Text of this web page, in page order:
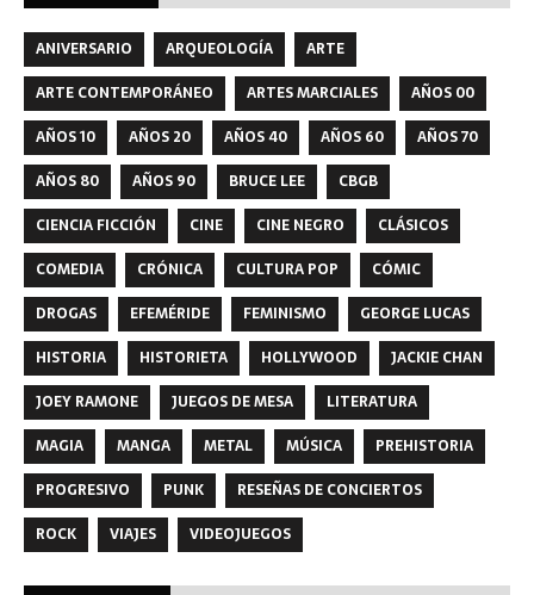
ANIVERSARIO ARQUEOLOGÍA
ARTE
ARTE CONTEMPORÁNEO
ARTES MARCIALES
AÑOS 00
AÑOS 10
AÑOS 20 AÑOS 40 AÑOS 60
AÑOS 70
AÑOS 80
AÑOS 90 BRUCE LEE
CBGB
CIENCIA FICCIÓN
CINE CINE NEGRO
CLÁSICOS
COMEDIA
CRÓNICA CULTURA POP
CÓMIC
DROGAS
EFEMÉRIDE FEMINISMO
GEORGE LUCAS
HISTORIA
HISTORIETA HOLLYWOOD
JACKIE CHAN
JOEY RAMONE
JUEGOS DE MESA
LITERATURA
MAGIA
MANGA METAL MÚSICA
PREHISTORIA
PROGRESIVO
PUNK
RESEÑAS DE CONCIERTOS
ROCK
VIAJES VIDEOJUEGOS